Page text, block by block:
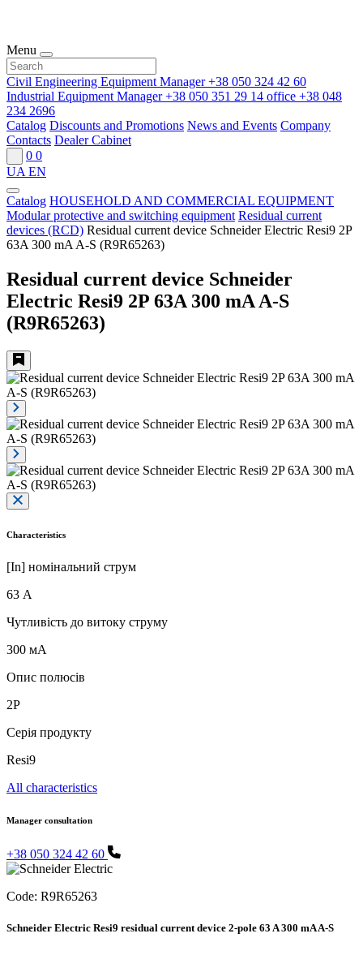
Menu
Civil Engineering Equipment Manager+38 050 324 42 60
Industrial Equipment Manager+38 050 351 29 14 office +38 048
234 2696
Catalog Discounts and Promotions News and Events Company
Contacts Dealer Cabinet
0 0
UA EN
Catalog HOUSEHOLD AND COMMERCIAL EQUIPMENT
Modular protective and switching equipment Residual current
devices (RCD) Residual current device Schneider Electric Resi9 2P
63A 300 mA A-S (R9R65263)
Residual current device Schneider
Electric Resi9 2P 63A 300 mA A-S
(R9R65263)
Characteristics
[In] номінальний струм
63 А
Чутливість до витоку струму
300 мА
Опис полюсів
2P
Серія продукту
Resi9
All characteristics
Manager consultation
+38 050 324 42 60
Code: R9R65263
Schneider Electric Resi9 residual current device 2-pole 63 A 300 mA A-S